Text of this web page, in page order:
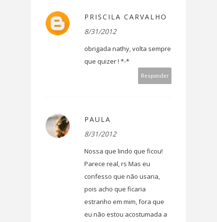
PRISCILA CARVALHO
8/31/2012
obrigada nathy, volta sempre
que quizer ! *-*
Responder
PAULA
8/31/2012
Nossa que lindo que ficou!
Parece real, rs Mas eu
confesso que não usaria,
pois acho que ficaria
estranho em mim, fora que
eu não estou acostumada a